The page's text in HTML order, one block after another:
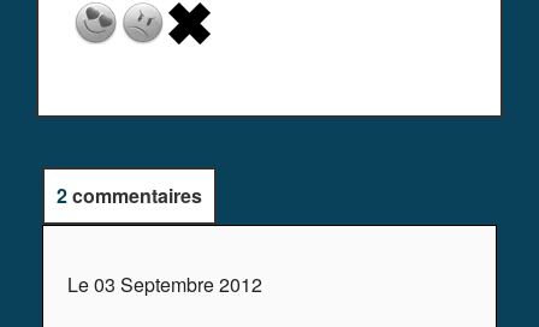
2commentaires
Le 03 Septembre 2012